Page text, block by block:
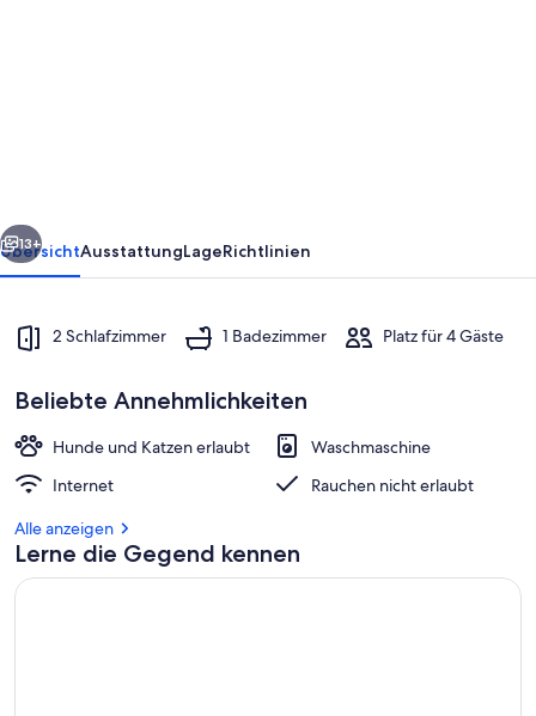
in
quiet
village
Weiter
13+
ÜbersichtAusstattungLageRichtlinien
2 Schlafzimmer 1 Badezimmer Platz für 4 Gäste
Beliebte Annehmlichkeiten
Hunde und Katzen erlaubt
Waschmaschine
Internet
Rauchen nicht erlaubt
Alle anzeigen
Lerne die Gegend kennen